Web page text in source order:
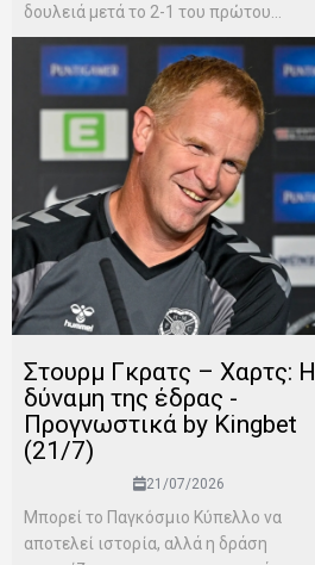
δουλειά μετά το 2-1 του πρώτου...
Στουρμ Γκρατς – Χαρτς: Η
δύναμη της έδρας -
Προγνωστικά by Kingbet
(21/7)
21/07/2026
Μπορεί το Παγκόσμιο Κύπελλο να
αποτελεί ιστορία, αλλά η δράση